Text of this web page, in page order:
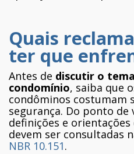
Quais
ter que
Antes de discutir o
condomínio, saiba que
condôminos costumam
segurança. Do ponto
definições e
devem ser consultadas
NBR 10.151.